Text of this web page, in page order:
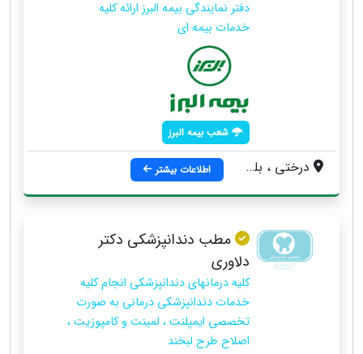
دفتر نمایندگی بیمه البرز ارائه کلیه
خدمات بیمه ای
شعب بیمه البرز
درختی ، بلوار دانش آموز ، روبروی جایگاه سوخت ، ساختمان اسکان ، طبقه 1 ، واحد 3 اطلاعات بیشتر
مطب دندانپزشکی دکتر
دلاوری
کلیه درمانهای دندانپزشکی انجام كليه
خدمات دندانپزشكى درمانى به صورت
تخصصى ايمپلنت ، لمينت و كامپوزيت ،
اصلاح طرح لبخند